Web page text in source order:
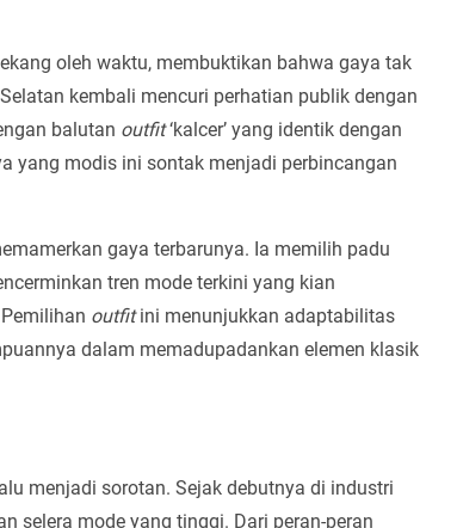
oleh waktu, membuktikan bahwa gaya tak
kembali mencuri perhatian publik dengan
balutan outfit‘kalcer’ yang identik dengan
yang modis ini sontak menjadi perbincangan
gaya terbarunya. Ia memilih padu
tren mode terkini yang kian
outfitini menunjukkan adaptabilitas
dalam memadupadankan elemen klasik
menjadi sorotan. Sejak debutnya di industri
selera mode yang tinggi. Dari peran-peran